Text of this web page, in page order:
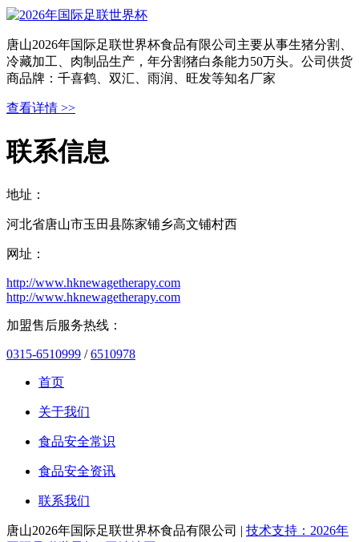
唐山2026年国际足联世界杯食品有限公司主要从事生猪分割、
冷藏加工、肉制品生产，年分割猪白条能力50万头。公司供货
商品牌：千喜鹤、双汇、雨润、旺发等知名厂家
查看详情 >>
联系信息
地址：
河北省唐山市玉田县陈家铺乡高文铺村西
网址：
http://www.hknewagetherapy.com
http://www.hknewagetherapy.com
加盟售后服务热线：
0315-6510999 /6510978
首页
关于我们
食品安全常识
食品安全资讯
联系我们
唐山2026年国际足联世界杯食品有限公司 | 技术支持：2026年